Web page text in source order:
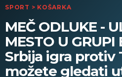
SPORT > KOŠARKA
MEČ ODLUKE -
MESTO U
Srbija igra protiv
možete gledati